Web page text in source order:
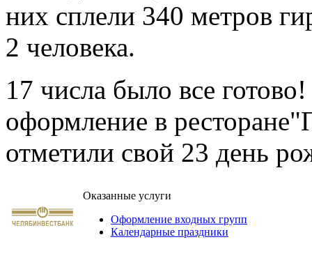
них сплели 340 метров
2 человека.
17 числа было все
оформление в
отметили свой 23 день
Оказанные услуги
Оформление входных групп
Календарные праздники